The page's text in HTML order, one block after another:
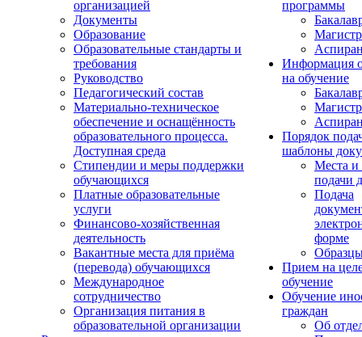
организацией
Документы
Образование
Образовательные стандарты и
требования
Руководство
Педагогический состав
Материально-техническое
обеспечение и оснащённость
образовательного процесса.
Доступная среда
Стипендии и меры поддержки
обучающихся
Платные образовательные
услуги
Финансово-хозяйственная
деятельность
Вакантные места для приёма
(перевода) обучающихся
Международное
сотрудничество
Организация питания в
образовательной организации
программы
Информация
на обучение
Порядок
шаблоны
Места и
подачи
Подача
форме
Прием на
обучение
Обучение
граждан
Об